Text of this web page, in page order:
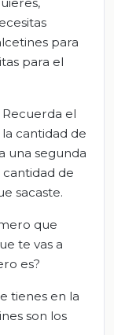
para
para el
el
cantidad de
una segunda
cantidad de
sacaste.
que
te vas a
es?
tienes en la
son los